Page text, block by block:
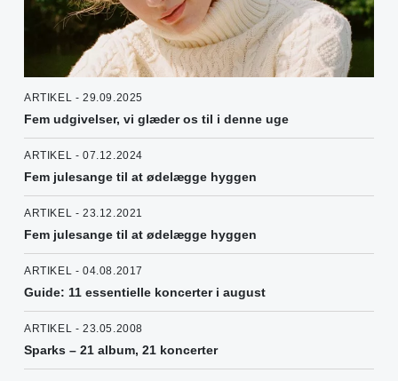
ARTIKEL - 29.09.2025
Fem udgivelser, vi glæder os til i denne uge
ARTIKEL - 07.12.2024
Fem julesange til at ødelægge hyggen
ARTIKEL - 23.12.2021
Fem julesange til at ødelægge hyggen
ARTIKEL - 04.08.2017
Guide: 11 essentielle koncerter i august
ARTIKEL - 23.05.2008
Sparks – 21 album, 21 koncerter